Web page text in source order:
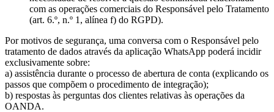
com as operações comerciais do Responsável pelo Tratamento
(art. 6.º, n.º 1, alínea f) do RGPD).
Por motivos de segurança, uma conversa com o Responsável pelo
tratamento de dados através da aplicação WhatsApp poderá incidir
exclusivamente sobre:
a) assistência durante o processo de abertura de conta (explicando os
passos que compõem o procedimento de integração);
b) respostas às perguntas dos clientes relativas às operações da
OANDA.